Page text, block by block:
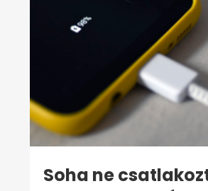
Soha ne